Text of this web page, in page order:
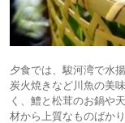
夕食では、駿河湾で水
炭火焼きなど川魚の美
く、鱧と松茸のお鍋や
材から上質なものばか